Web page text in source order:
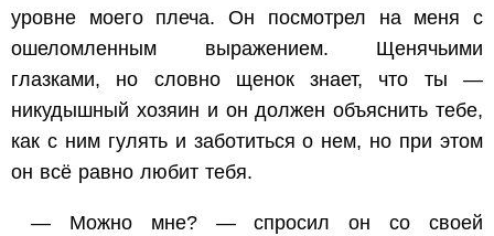
уровне моего плеча. Он посмотрел на меня с
ошеломленным выражением. Щенячьими
глазками, но словно щенок знает, что ты —
никудышный хозяин и он должен объяснить тебе,
как с ним гулять и заботиться о нем, но при этом
он всё равно любит тебя.
— Можно мне? — спросил он со своей